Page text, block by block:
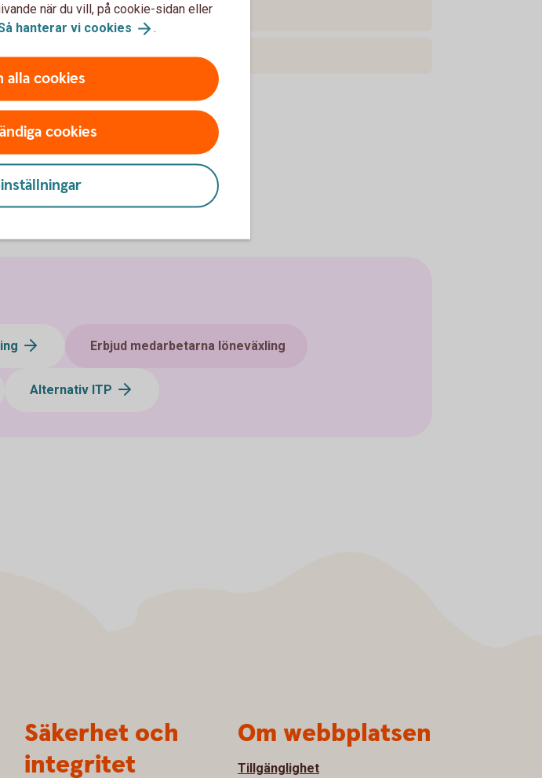
Mer information
Löneväxla - merinformation
Erbjud medarbetarna löneväxling
Alternativ ITP
när du vill, på cookie-sidan eller
hanterar vi cookies .
alla cookies
cookies
Säkerhet och
integritet
Om webbplatsen
Tillgänglighet